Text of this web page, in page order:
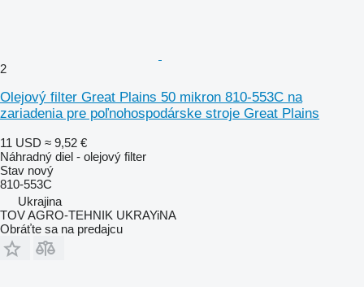
2
Olejový filter Great Plains 50 mikron 810-553C na
zariadenia pre poľnohospodárske stroje Great Plains
11 USD ≈ 9,52 €
Náhradný diel - olejový filter
Stav nový
810-553C
Ukrajina
TOV AGRO-TEHNIK UKRAYiNA
Obráťte sa na predajcu